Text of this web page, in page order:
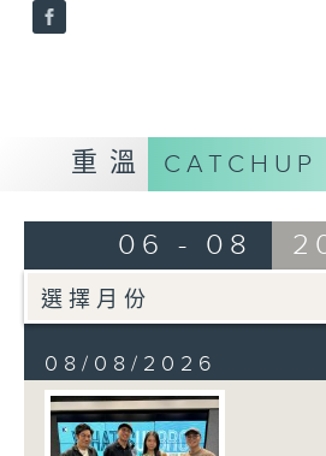
重溫 CATCHUP
06 - 08
08/08/2026